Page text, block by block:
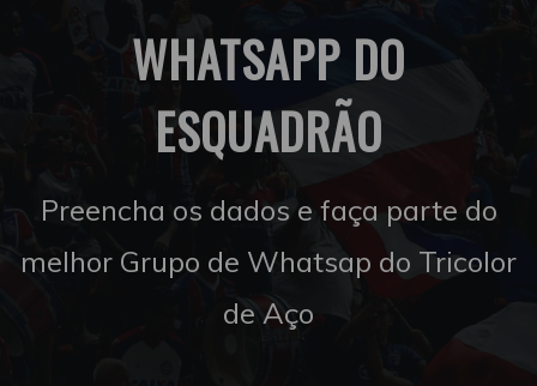
WHATSAPP DO
ESQUADRÃO
Preencha os dados e faça parte do
melhor Grupo de Whatsap do Tricolor
de Aço